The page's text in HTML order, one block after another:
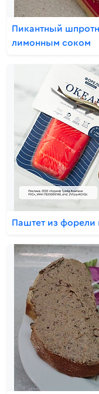
Пикантный
лимонным соком
Паштет из форели